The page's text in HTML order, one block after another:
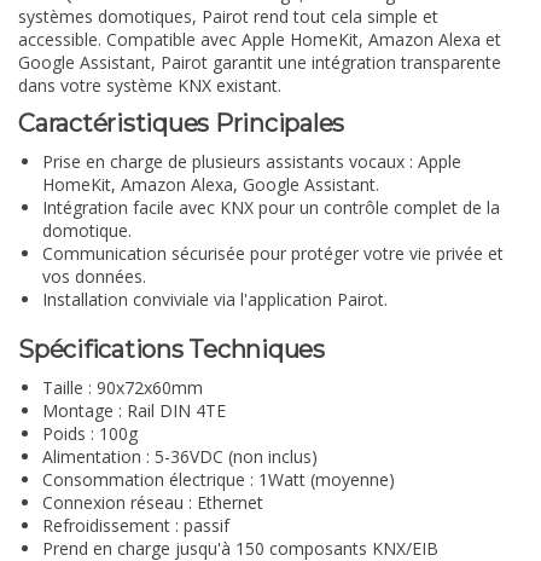
systèmes domotiques, Pairot rend tout cela simple et
accessible. Compatible avec Apple HomeKit, Amazon Alexa et
Google Assistant, Pairot garantit une intégration transparente
dans votre système KNX existant.
Caractéristiques Principales
Prise en charge de plusieurs assistants vocaux : Apple
HomeKit, Amazon Alexa, Google Assistant.
Intégration facile avec KNX pour un contrôle complet de la
domotique.
Communication sécurisée pour protéger votre vie privée et
vos données.
Installation conviviale via l'application Pairot.
Spécifications Techniques
Taille : 90x72x60mm
Montage : Rail DIN 4TE
Poids : 100g
Alimentation : 5-36VDC (non inclus)
Consommation électrique : 1Watt (moyenne)
Connexion réseau : Ethernet
Refroidissement : passif
Prend en charge jusqu'à 150 composants KNX/EIB